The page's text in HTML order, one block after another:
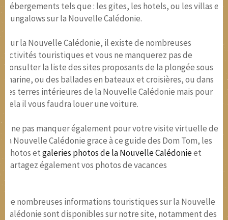
hébergements tels que : les gites, les hotels, ou les villas et
bungalows sur la Nouvelle Calédonie.
Sur la Nouvelle Calédonie, il existe de nombreuses
activités touristiques et vous ne manquerez pas de
consulter la liste des sites proposants de la plongée sous
marine, ou des ballades en bateaux et croisières, ou dans
les terres intérieures de la Nouvelle Calédonie mais pour
cela il vous faudra louer une voiture.
A ne pas manquer également pour votre visite virtuelle de
la Nouvelle Calédonie grace à ce guide des Dom Tom, les
photos etgaleries photos de la Nouvelle Calédonieet
partagez également vos photos de vacances
De nombreuses informations touristiques sur la Nouvelle
Calédonie sont disponibles sur notre site, notamment des